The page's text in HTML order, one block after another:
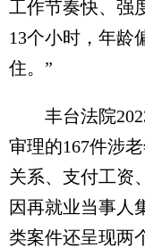
工作节奏快、强
13个小时，年龄
住。”
丰台法院2023
审理的167件涉
关系、支付工资
因再就业当事人
类案件还呈现两